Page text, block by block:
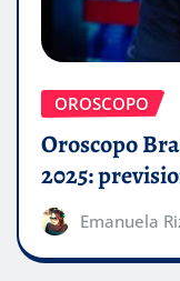
OROSCOPO
Oroscopo
2025:
Emanuela